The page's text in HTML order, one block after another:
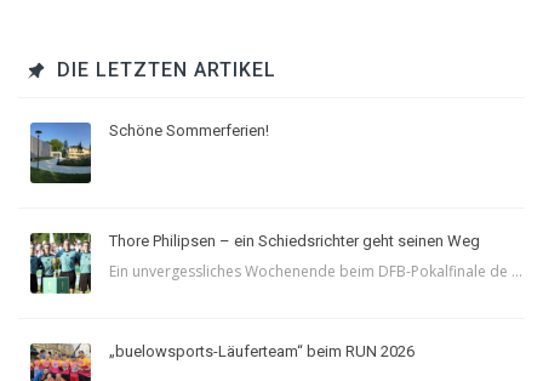
DIE LETZTEN ARTIKEL
Schöne Sommerferien!
Thore Philipsen – ein Schiedsrichter geht seinen Weg
Ein unvergessliches Wochenende beim DFB-Pokalfinale de ...
„buelowsports-Läuferteam“ beim RUN 2026